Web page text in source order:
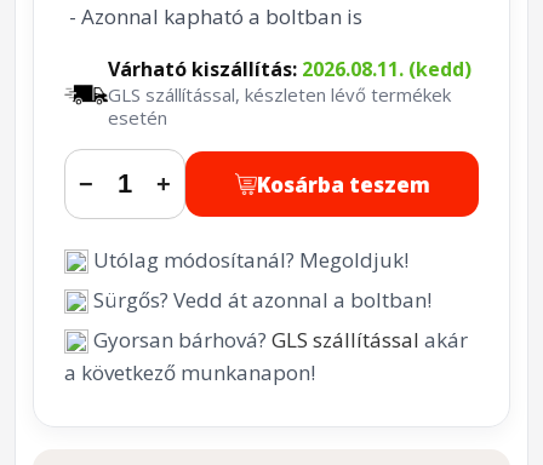
- Azonnal kapható a boltban is
Várható kiszállítás: 2026.08.11. (kedd)
GLS szállítással, készleten lévő termékek
esetén
− + Kosárba teszem
Utólag módosítanál? Megoldjuk!
Sürgős? Vedd át azonnal a boltban!
Gyorsan bárhová? GLS szállítással akár
a következő munkanapon!